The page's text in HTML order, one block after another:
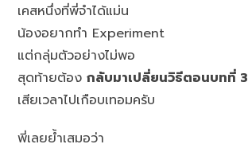
เคสหนึ่งที่พี่จำได้แม่น
น้องอยากทำ Experiment
แต่กลุ่มตัวอย่างไม่พอ
สุดท้ายต้องกลับมาเปลี่ยนวิธีตอนบทที่ 3
เสียเวลาไปเกือบเทอมครับ
พี่เลยย้ำเสมอว่า